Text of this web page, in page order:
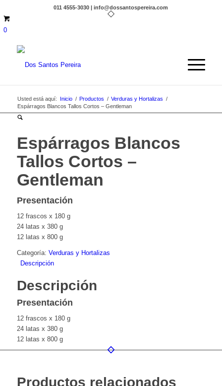
011 4555-3030 | info@dossantospereira.com
0
Usted está aquí: Inicio / Productos / Verduras y Hortalizas /
Espárragos Blancos Tallos Cortos – Gentleman
Espárragos Blancos
Tallos Cortos –
Gentleman
Presentación
12 frascos x 180 g
24 latas x 380 g
12 latas x 800 g
Categoría: Verduras y Hortalizas
Descripción
Descripción
Presentación
12 frascos x 180 g
24 latas x 380 g
12 latas x 800 g
Productos relacionados